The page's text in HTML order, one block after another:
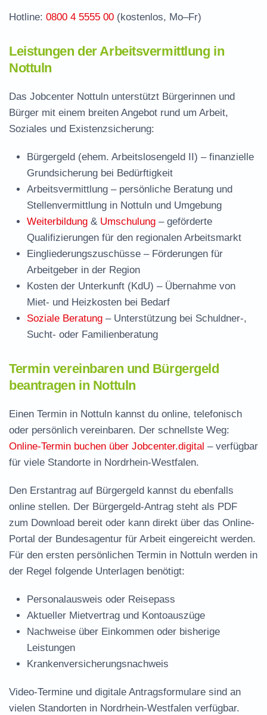
Hotline: 0800 4 5555 00 (kostenlos, Mo–Fr)
Leistungen der Arbeitsvermittlung in
Nottuln
Das Jobcenter Nottuln unterstützt Bürgerinnen und
Bürger mit einem breiten Angebot rund um Arbeit,
Soziales und Existenzsicherung:
Bürgergeld (ehem. Arbeitslosengeld II) – finanzielle
Grundsicherung bei Bedürftigkeit
Arbeitsvermittlung – persönliche Beratung und
Stellenvermittlung in Nottuln und Umgebung
Weiterbildung & Umschulung – geförderte
Qualifizierungen für den regionalen Arbeitsmarkt
Eingliederungszuschüsse – Förderungen für
Arbeitgeber in der Region
Kosten der Unterkunft (KdU) – Übernahme von
Miet- und Heizkosten bei Bedarf
Soziale Beratung – Unterstützung bei Schuldner-,
Sucht- oder Familienberatung
Termin vereinbaren und Bürgergeld
beantragen in Nottuln
Einen Termin in Nottuln kannst du online, telefonisch
oder persönlich vereinbaren. Der schnellste Weg:
Online-Termin buchen über Jobcenter.digital – verfügbar
für viele Standorte in Nordrhein-Westfalen.
Den Erstantrag auf Bürgergeld kannst du ebenfalls
online stellen. Der Bürgergeld-Antrag steht als PDF
zum Download bereit oder kann direkt über das Online-
Portal der Bundesagentur für Arbeit eingereicht werden.
Für den ersten persönlichen Termin in Nottuln werden in
der Regel folgende Unterlagen benötigt:
Personalausweis oder Reisepass
Aktueller Mietvertrag und Kontoauszüge
Nachweise über Einkommen oder bisherige
Leistungen
Krankenversicherungsnachweis
Video-Termine und digitale Antragsformulare sind an
vielen Standorten in Nordrhein-Westfalen verfügbar.